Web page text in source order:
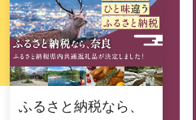
ふるさと納税なら、